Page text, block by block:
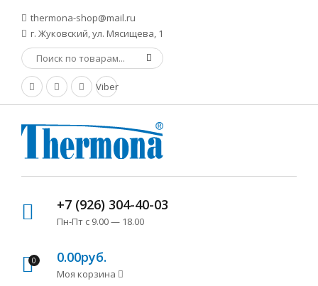
thermona-shop@mail.ru
г. Жуковский, ул. Мясищева, 1
Viber
+7 (926) 304-40-03
Пн-Пт с 9.00 — 18.00
0 0.00руб.
Моя корзина